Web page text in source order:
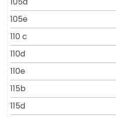
105e
110 c
110d
110e
115b
115d